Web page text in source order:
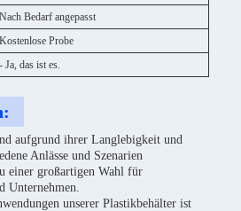
Nach Bedarf angepasst
Kostenlose Probe
- Ja, das ist es.
aufgrund ihrer Langlebigkeit und
Anlässe und Szenarien
einer großartigen Wahl für
Unternehmen.
unserer Plastikbehälter ist